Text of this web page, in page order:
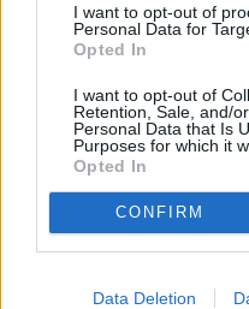
I want to opt-out of
Personal Data for
Opted In
I want to opt-out of
Retention, Sale, and/
Personal Data that Is
Purposes for which it
Opted In
CONFIRM
Data Deletion